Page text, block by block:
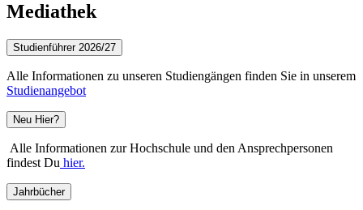
Mediathek
Studienführer 2026/27
Alle Informationen zu unseren Studiengängen finden Sie in unserem
Studienangebot
Neu Hier?
Alle Informationen zur Hochschule und den Ansprechpersonen
findest Du hier.
Jahrbücher